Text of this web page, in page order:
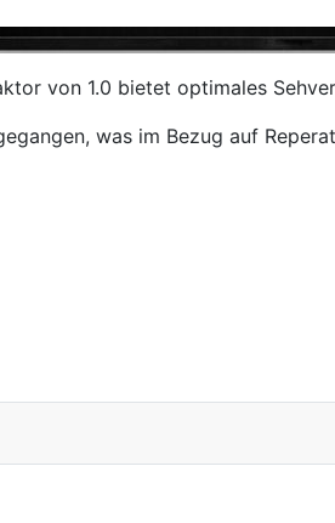
von 1.0 bietet optimales
was im Bezug auf